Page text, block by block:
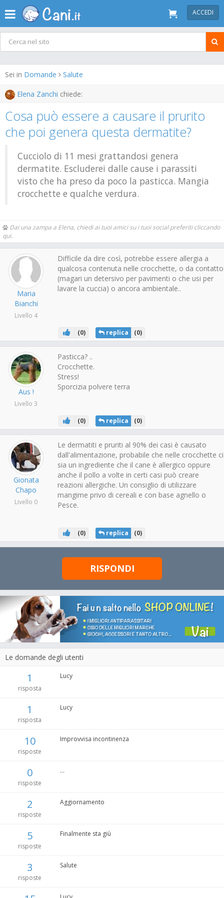
ACCEDI
Sei in Domande Salute
Elena Zanchi chiede:
Cosa può essere a causare il prurito
che poi genera questa dermatite?
Cucciolo di 11 mesi grattandosi genera
dermatite. Escluderei dalle cause i parassiti
visto che ha preso da poco la pasticca. Mangia
crocchette e qualche verdura.
Dai una zampa a Elena, chiedi ai tuoi amici su i tuoi social preferiti cliccando
qui.
Maria
Bianchi
Livello 4
Difficile da dire così, potrebbe essere allergia a
qualcosa contenuta nelle crocchette, o da contatto
(magari un detersivo per pavimenti o che usi per
lavare la cuccia) o ancora ambientale..
(0) replica (0)
Aus !
Livello 3
Pasticca? ..
Crocchette.
Stress!
Sporcizia polvere terra
(0) replica (0)
Gionata
Chapo
Livello 0
Le dermatiti e pruriti al 90% dei casi è causato
dall'alimentazione, probabile che nelle crocchette ci
sia un ingrediente che il cane è allergico oppure
anche il pollo a volte in certi casi può creare
reazioni allergiche. Un consiglio di utilizzare
mangime privo di cereali e con base agnello o
Pesce.
(0) replica (0)
RISPONDI
Le domande degli utenti
1
risposta
Lucy
1
risposta
Lucy
10
risposte
Improvvisa incontinenza
0
risposte
...
2
risposte
Aggiornamento
5
risposte
Finalmente sta giù
3
risposte
Salute